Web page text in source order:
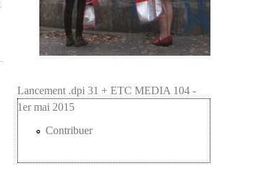
Lancement .dpi 31 + ETC MEDIA 104 -
1er mai 2015
Lancement .dpi 31 + ETC MEDIA 104 -
1er mai 2015
Contribuer